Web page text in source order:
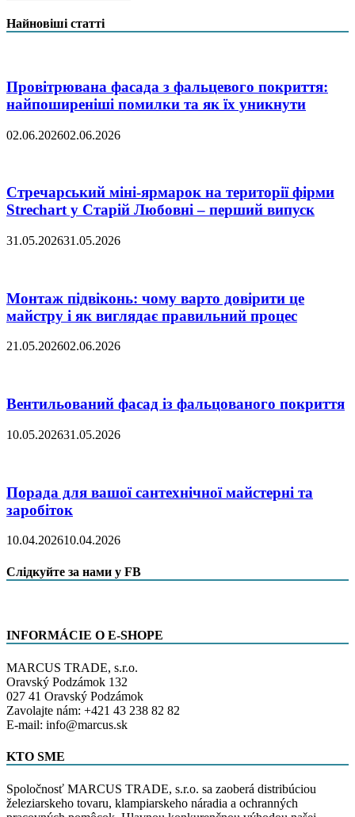
Найновіші статті
Провітрювана фасада з фальцевого покриття:
найпоширеніші помилки та як їх уникнути
02.06.202602.06.2026
Стречарський міні-ярмарок на території фірми
Strechart у Старій Любовні – перший випуск
31.05.202631.05.2026
Монтаж підвіконь: чому варто довірити це
майстру і як виглядає правильний процес
21.05.202602.06.2026
Вентильований фасад із фальцованого покриття
10.05.202631.05.2026
Порада для вашої сантехнічної майстерні та
заробіток
10.04.202610.04.2026
Слідкуйте за нами у FB
INFORMÁCIE O E-SHOPE
MARCUS TRADE, s.r.o.
Oravský Podzámok 132
027 41 Oravský Podzámok
Zavolajte nám: +421 43 238 82 82
E-mail: info@marcus.sk
KTO SME
Spoločnosť MARCUS TRADE, s.r.o. sa zaoberá distribúciou
železiarskeho tovaru, klampiarskeho náradia a ochranných